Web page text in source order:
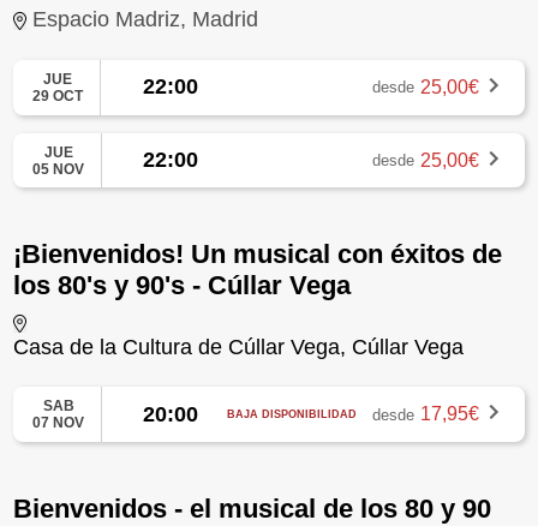
Espacio Madriz, Madrid
JUE
29 OCT
22:00 desde 25,00€
JUE
05 NOV
22:00 desde 25,00€
¡Bienvenidos! Un musical con éxitos de
los 80's y 90's - Cúllar Vega
Casa de la Cultura de Cúllar Vega, Cúllar Vega
SAB
07 NOV
20:00 BAJA DISPONIBILIDAD desde 17,95€
Bienvenidos - el musical de los 80 y 90